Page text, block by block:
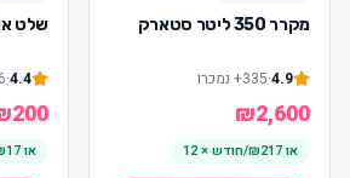
מקרר 350 ליטר סטארק
4.9
·
335
+ נמכרו
₪2,600
או₪217/חודש × 12
שלט
4.4
·
200
או₪17/חודש